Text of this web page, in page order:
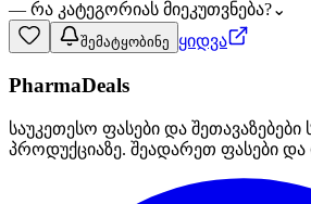
— რა კატეგორიას მიეკუთვნება?⌄
შემატყობინე ყიდვა
PharmaDeals
საუკეთესო ფასები და
პროდუქციაზე. შეადარეთ ფასები